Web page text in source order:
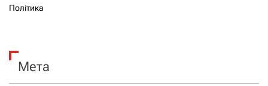
Політика
Мета